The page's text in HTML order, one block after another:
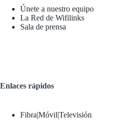
Únete a nuestro equipo
La Red de Wifilinks
Sala de prensa
Enlaces rápidos
Fibra|Móvil|Televisión